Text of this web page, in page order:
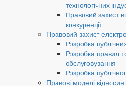
технологічних
Правовий захист
конкуренції
Правовий захист
Розробка
Розробка правил
обслуговування
Розробка
Правові моделі